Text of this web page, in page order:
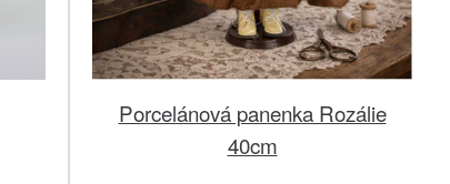
Porcelánová panenka Rozálie
40cm